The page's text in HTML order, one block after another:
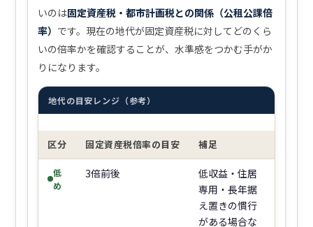
いのは固定資産税・都市計画税との関係（公租公課倍
率） です。現在の地代が固定資産税に対してどのくら
いの倍率かを確認することが、水準感をつかむ手がか
りになります。
地代の目安レンジ（参考）
区分 固定資産税倍率の目安 補足
低
め
3倍前後
低収益・住居
専用・長年据
え置きの慣行
がある場合な